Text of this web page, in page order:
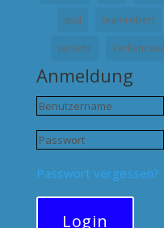
spd teamrobert
verkehr
Anmeldung
Passwort vergessen?
Login